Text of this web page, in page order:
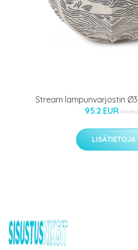
Stream lampunvarjostin
95.2 EUR 119
LISÄTIETOJA